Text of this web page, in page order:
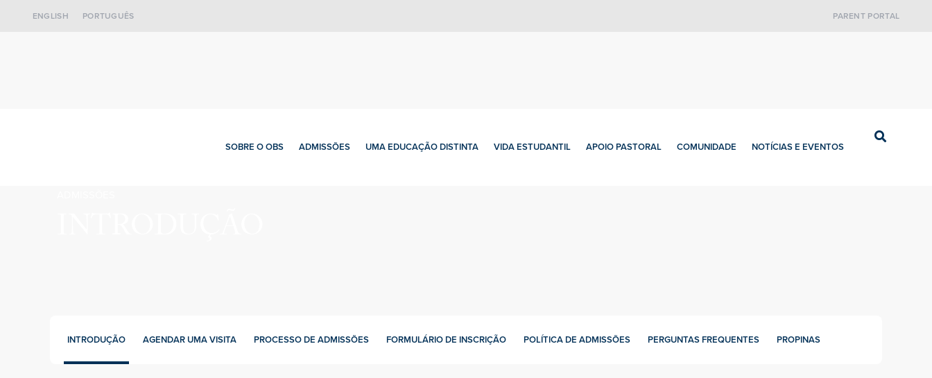
ENGLISH PORTUGUÊS PARENT PORTAL
SOBRE O OBS ADMISSÕES UMA EDUCAÇÃO DISTINTA VIDA ESTUDANTIL APOIO PASTORAL COMUNIDADE NOTÍCIAS E EVENTOS
INTRODUÇÃO AGENDAR UMA VISITA PROCESSO DE ADMISSÕES FORMULÁRIO DE INSCRIÇÃO POLÍTICA DE ADMISSÕES PERGUNTAS FREQUENTES PROPINAS